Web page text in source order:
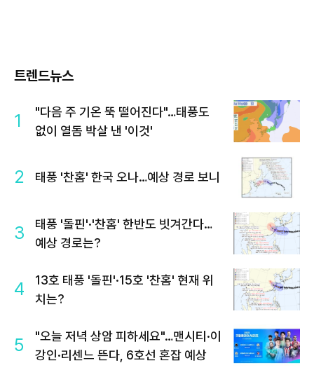
트렌드뉴스
1
"다음 주 기온 뚝 떨어진다"…태풍도
없이 열돔 박살 낸 '이것'
2 태풍 '찬홈' 한국 오나…예상 경로 보니
3
태풍 '돌핀'·'찬홈' 한반도 빗겨간다…
예상 경로는?
4
13호 태풍 '돌핀'·15호 '찬홈' 현재 위
치는?
5
"오늘 저녁 상암 피하세요"…맨시티·이
강인·리센느 뜬다, 6호선 혼잡 예상